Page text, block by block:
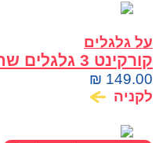
על גלגלים
קורקינט 3 גלגלים שחור + אורות Cool GRFFIT
₪ 149.00
לקניה